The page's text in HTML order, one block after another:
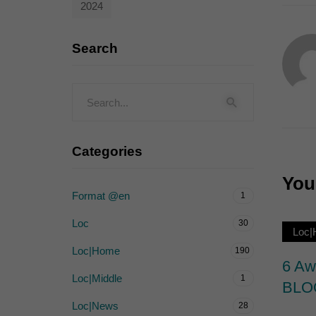
6
2024
Search
Categories
Format @en 1
Loc 30
Loc|Home 190
Loc|Middle 1
Loc|News 28
Inhalte von
akzeptiert werden,